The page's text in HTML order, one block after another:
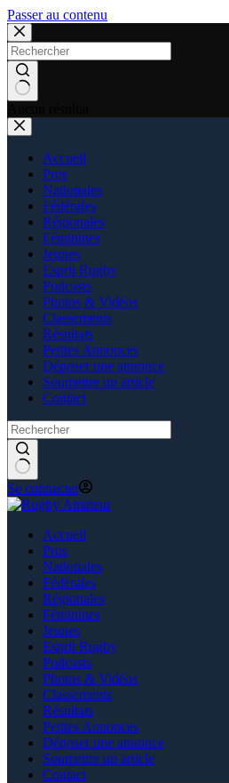
Passer au contenu
Accueil
Pros
Nationales
Fédérales
Régionales
Féminines
Jeunes
Esprit Rugby
Podcasts
Photos & Vidéos
Classements
Résultats
Petites Annonces
Déposer une annonce
Soumettre un article
Contact
Se connecter
Accueil
Pros
Nationales
Fédérales
Régionales
Féminines
Jeunes
Esprit Rugby
Podcasts
Photos & Vidéos
Classements
Résultats
Petites Annonces
Déposer une annonce
Soumettre un article
Contact